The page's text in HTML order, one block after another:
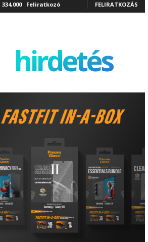
334,000 Feliratkozó FELIRATKOZÁS
hirdetés